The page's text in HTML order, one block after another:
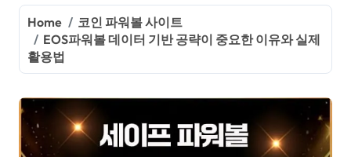
Home
코인 파워볼 사이트
EOS파워볼 데이터 기반 공략이 중요한 이유와 실제
활용법